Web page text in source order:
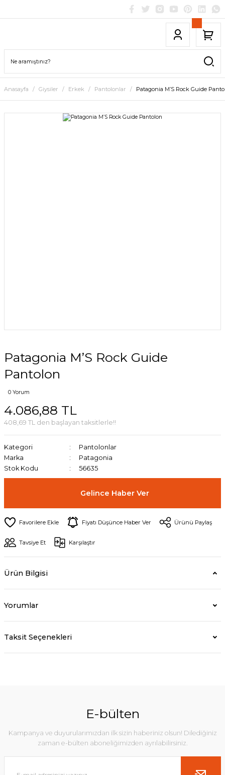
Anasayfa Giysiler Erkek Pantolonlar Patagonia M’S Rock Guide
Patagonia M’S Rock Guide
Pantolon
0 Yorum
4.086,88 TL
408,69 TL den başlayan taksitlerle!!
Kategori
Pantolonlar
Marka
Patagonia
Stok Kodu
56635
Gelince Haber Ver
Fiyatı Düşünce Haber Ver Ürünü Paylaş
Tavsiye Et Karşılaştır
Ürün Bilgisi
Yorumlar
Taksit Seçenekleri
E-bülten
Kampanya ve duyurularımızdan ilk sizin haberiniz olsun! Dilediğiniz
zaman e-bülten aboneliğimizden ayrılabilirsiniz.